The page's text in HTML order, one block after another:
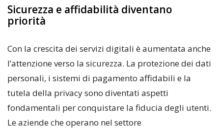
Sicurezza e affidabilità diventano
priorità
Con la crescita dei servizi digitali è aumentata anche
l’attenzione verso la sicurezza. La protezione dei dati
personali, i sistemi di pagamento affidabili e la
tutela della privacy sono diventati aspetti
fondamentali per conquistare la fiducia degli utenti.
Le aziende che operano nel settore